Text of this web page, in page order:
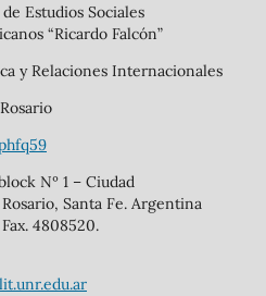
Estudios Sociales
“Ricardo Falcón”
y Relaciones Internacionales
Nº 1 – Ciudad
Santa Fe. Argentina
4808520.